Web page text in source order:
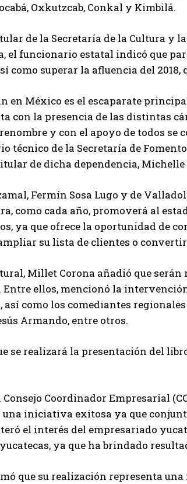
Oxkutzcab, Conkal y Kimbilá.
de la Secretaría de la Cultura y
el funcionario estatal indicó que
como superar la afluencia del 2018,
en México es el escaparate
con la presencia de las distintas
y con el apoyo de todos se
técnico de la Secretaría de
de dicha dependencia,
Fermín Sosa Lugo y de
como cada año, promoverá al
ya que ofrece la oportunidad de
su lista de clientes o
Millet Corona añadió que serán
Entre ellos, mencionó la
así como los comediantes
Armando, entre otros.
se realizará la presentación del
Coordinador Empresarial
una iniciativa exitosa ya que
el interés del empresariado
ya que ha brindado
que su realización representa